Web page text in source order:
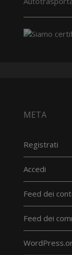
META
Registrati
Accedi
Feed dei
Feed dei